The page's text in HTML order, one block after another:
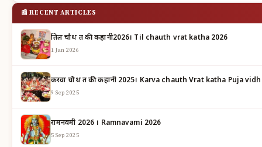
📰 RECENT ARTICLES
तिल चौथ व्रत की कहानी2026। Til chauth vrat katha 2026
1 Jan 2026
करवा चौथ व्रत की कहानी 2025। Karva chauth Vrat katha Puja
9 Sep 2025
रामनवमी 2026 । Ramnavami 2026
5 Sep 2025